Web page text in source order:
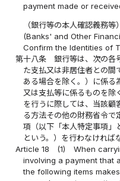
payment made or
（銀行等の本人確認義務等）
(Banks' and Other
Confirm the Identities of
第十八条
銀行等は、次の各
た支払又は非居住者との間
ある場合を除く。）に係る
又は支払等に係るものを除
を行うに際しては、当該顧
る方法その他の財務省令で
項（以下「本人特定事項」
という。）を行わなければ
Article 18
(1)
When
involving a payment that
the following items